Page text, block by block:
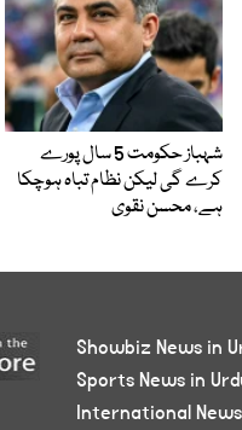
شہباز حکومت 5 سال پورے
کرے گی لیکن نظام تباہ ہوچکا
ہے، محسن نقوی
Showbiz News in
Sports News in
International